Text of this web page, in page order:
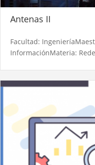
Antenas II
Facultad:
InformaciónMateria: